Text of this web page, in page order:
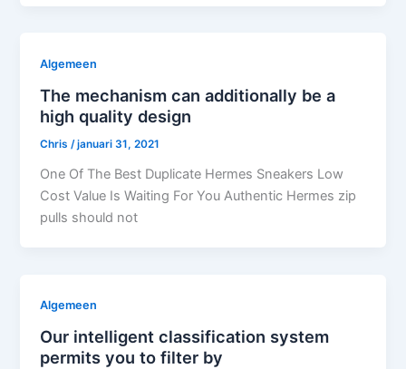
Algemeen
The mechanism can additionally be a
high quality design
Chris /januari 31, 2021
One Of The Best Duplicate Hermes Sneakers Low
Cost Value Is Waiting For You Authentic Hermes zip
pulls should not
Algemeen
Our intelligent classification system
permits you to filter by